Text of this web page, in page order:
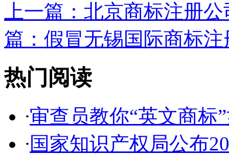
上一篇： 北京商标注册公
篇： 假冒无锡国际商标
热门阅读
·审查员教你“英文商标
·国家知识产权局公布